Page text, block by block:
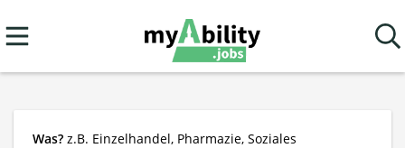
Was? z.B. Einzelhandel, Pharmazie, Soziales